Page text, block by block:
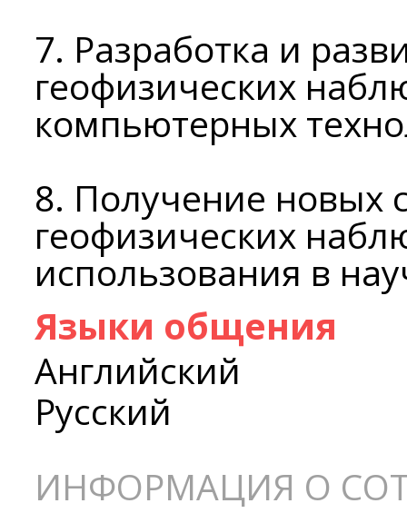
7. Разработка и
геофизических
компьютерных
8. Получение новых
геофизических
использования в
Языки общения
Английский
Русский
ИНФОРМАЦИЯ О